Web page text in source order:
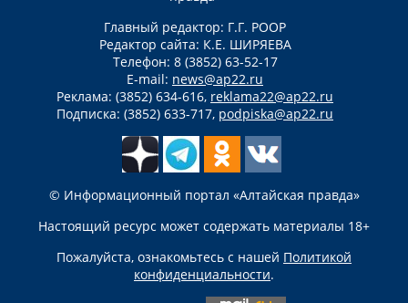
Главный редактор: Г.Г. РООР
Редактор сайта: К.Е. ШИРЯЕВА
Телефон: 8 (3852) 63-52-17
E-mail: news@ap22.ru
Реклама: (3852) 634-616, reklama22@ap22.ru
Подписка: (3852) 633-717, podpiska@ap22.ru
© Информационный портал «Алтайская правда»
Настоящий ресурс может содержать материалы 18+
Пожалуйста, ознакомьтесь с нашей Политикой
конфиденциальности.